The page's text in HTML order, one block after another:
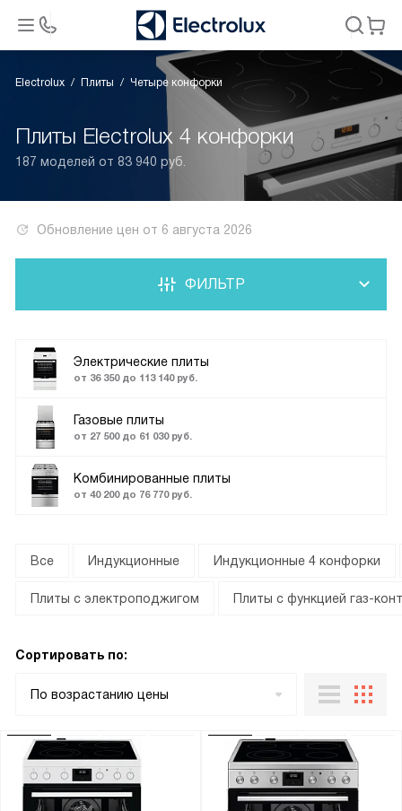
Electrolux Плиты Четыре конфорки
Плиты Electrolux 4 конфорки
187 моделей от 83 940 руб.
Обновление цен от 6 августа 2026
Электрические плиты
от 36 350 до 113 140 руб.
Газовые плиты
от 27 500 до 61 030 руб.
Комбинированные плиты
от 40 200 до 76 770 руб.
ФИЛЬТР
Все Индукционные Индукционные 4 конфорки
Плиты с электроподжигом Плиты с функцией газ-
Сортировать по:
По возрастанию цены